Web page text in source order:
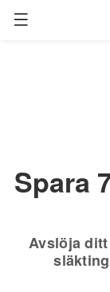
Endast
Spara
Avslöja